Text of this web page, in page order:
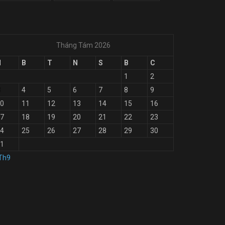
Tháng Tám 2026
B T N S B
C
1
2
4 5 6 7 8
9
11 12 13 14 15
16
18 19 20 21 22
23
25 26 27 28 29
30